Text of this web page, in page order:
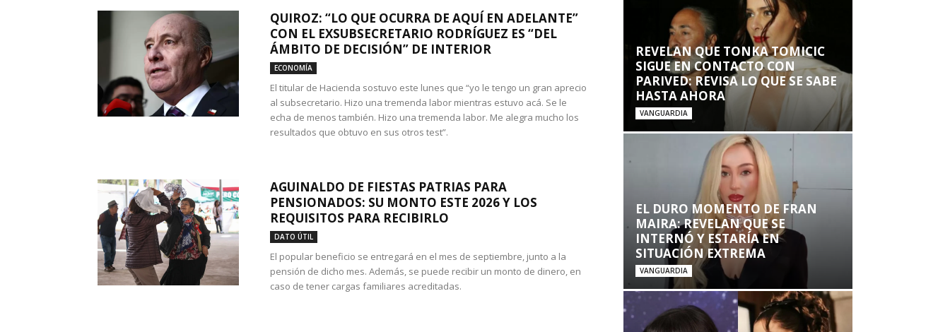
QUIROZ: “LO QUE OCURRA DE AQUÍ EN ADELANTE”
CON EL EXSUBSECRETARIO RODRÍGUEZ ES “DEL
ÁMBITO DE DECISIÓN” DE INTERIOR
ECONOMÍA
El titular de Hacienda sostuvo este lunes que “yo le tengo un gran aprecio
al subsecretario. Hizo una tremenda labor mientras estuvo acá. Se le
echa de menos también. Hizo una tremenda labor. Me alegra mucho los
resultados que obtuvo en sus otros test”.
AGUINALDO DE FIESTAS PATRIAS PARA
PENSIONADOS: SU MONTO ESTE 2026 Y LOS
REQUISITOS PARA RECIBIRLO
DATO ÚTIL
El popular beneficio se entregará en el mes de septiembre, junto a la
pensión de dicho mes. Además, se puede recibir un monto de dinero, en
caso de tener cargas familiares acreditadas.
REVELAN QUE TONKA TOMICIC
SIGUE EN CONTACTO CON
PARIVED: REVISA LO QUE SE SABE
HASTA AHORA
VANGUARDIA
EL DURO MOMENTO DE FRAN
MAIRA: REVELAN QUE SE
INTERNÓ Y ESTARÍA EN
SITUACIÓN EXTREMA
VANGUARDIA